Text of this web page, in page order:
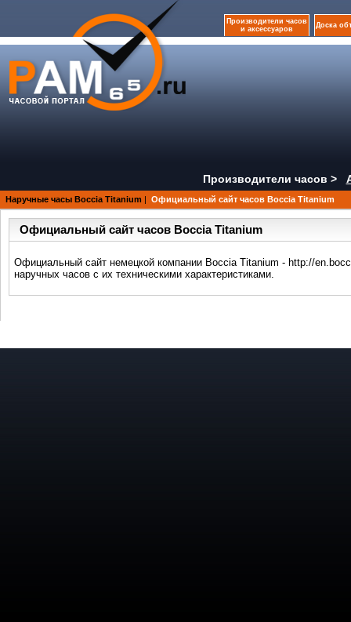
Производители часов
и аксессуаров
Доска
Производители часов >
Наручные часы Boccia Titanium | Официальный сайт часов Boccia Titanium
Официальный сайт часов Boccia Titanium
Официальный сайт немецкой компании Boccia Titanium - http://
наручных часов с их техническими характеристиками.